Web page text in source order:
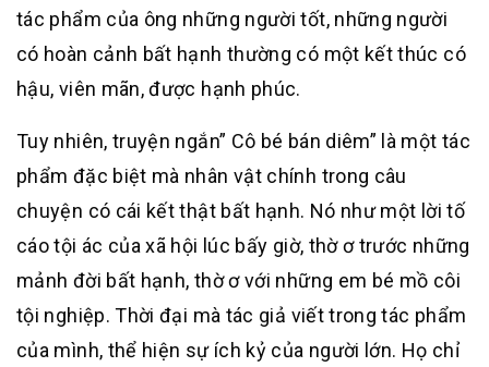
tác phẩm của ông những người tốt, những người
có hoàn cảnh bất hạnh thường có một kết thúc có
hậu, viên mãn, được hạnh phúc.
Tuy nhiên, truyện ngắn” Cô bé bán diêm” là một tác
phẩm đặc biệt mà nhân vật chính trong câu
chuyện có cái kết thật bất hạnh. Nó như một lời tố
cáo tội ác của xã hội lúc bấy giờ, thờ ơ trước những
mảnh đời bất hạnh, thờ ơ với những em bé mồ côi
tội nghiệp. Thời đại mà tác giả viết trong tác phẩm
của mình, thể hiện sự ích kỷ của người lớn. Họ chỉ